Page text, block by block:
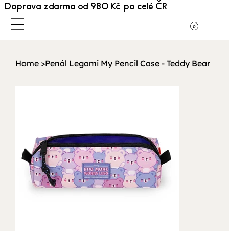
Doprava zdarma od 980 Kč po celé ČR
Home >Penál Legami My Pencil Case - Teddy Bear